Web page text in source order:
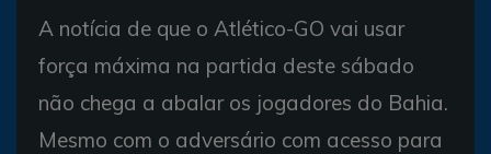
A notícia de que o Atlético-GO vai usar
força máxima na partida deste sábado
não chega a abalar os jogadores do Bahia.
Mesmo com o adversário com acesso para